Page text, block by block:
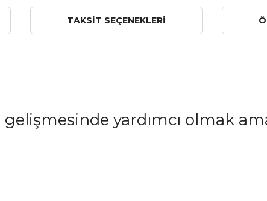
TAKSIT SEÇENEKLERI
yardımcı olmak